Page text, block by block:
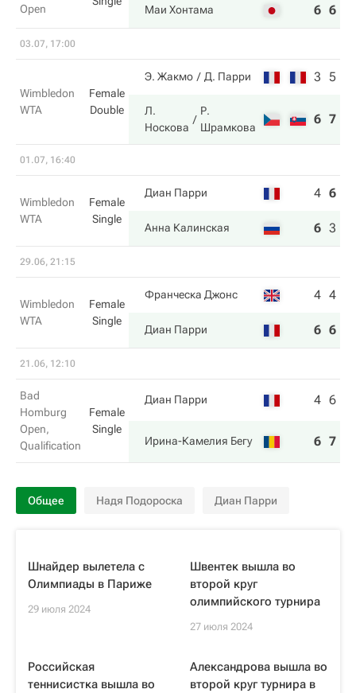
Open Маи Хонтама 6 6
03.07, 17:00
Wimbledon
WTA
Female
Double
Э. Жакмо Д. Парри 3 5
Л.
Носкова
Р.
Шрамкова
6 7
01.07, 16:40
Wimbledon
WTA
Female
Single
Диан Парри 4 6
Анна Калинская 6 3
29.06, 21:15
Wimbledon
WTA
Female
Single
Франческа Джонс 4 4
Диан Парри 6 6
21.06, 12:10
Bad
Homburg
Open,
Qualification
Female
Single
Диан Парри 4 6
Ирина-Камелия Бегу 6 7
Общее Надя Подороска Диан Парри
Шнайдер вылетела с
Олимпиады в Париже
29 июля 2024
Швентек вышла во
второй круг
олимпийского турнира
27 июля 2024
Российская
теннисистка вышла во
Александрова вышла во
второй круг турнира в